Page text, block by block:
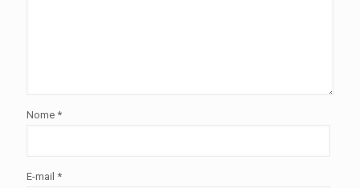
Nome *
E-mail *